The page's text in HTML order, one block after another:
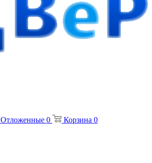
Отложенные 0 Корзина 0